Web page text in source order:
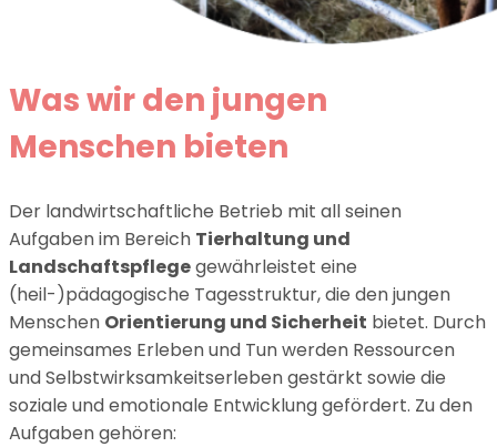
Was wir den jungen
Menschen bieten
Der landwirtschaftliche Betrieb mit all seinen
Aufgaben im Bereich Tierhaltung und
Landschaftspflegegewährleistet eine
(heil-)pädagogische Tagesstruktur, die den jungen
Menschen Orientierung und Sicherheit bietet. Durch
gemeinsames Erleben und Tun werden Ressourcen
und Selbstwirksamkeitserleben gestärkt sowie die
soziale und emotionale Entwicklung gefördert. Zu den
Aufgaben gehören: